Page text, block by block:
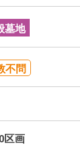
墓地
不問
区画